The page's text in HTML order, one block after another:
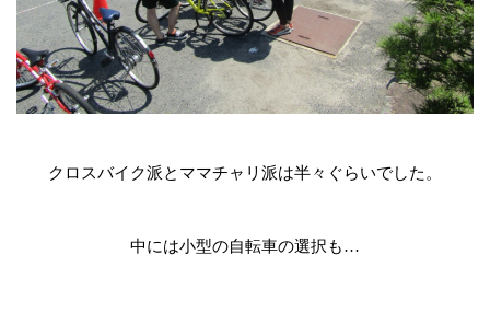
クロスバイク派とママチャリ派は半々ぐらいでした。
中には小型の自転車の選択も…